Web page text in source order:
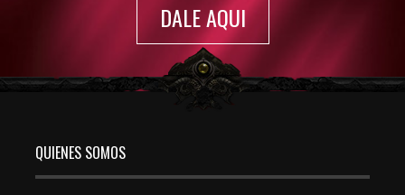
DALE AQUI
QUIENES SOMOS